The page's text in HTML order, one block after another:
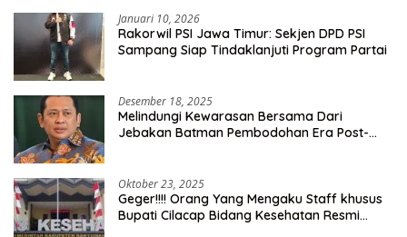
Januari 10, 2026
Rakorwil PSI Jawa Timur: Sekjen DPD PSI
Sampang Siap Tindaklanjuti Program Partai
Desember 18, 2025
Melindungi Kewarasan Bersama Dari
Jebakan Batman Pembodohan Era Post-
Oktober 23, 2025
Geger!!!! Orang Yang Mengaku Staff khusus
Bupati Cilacap Bidang Kesehatan Resmi